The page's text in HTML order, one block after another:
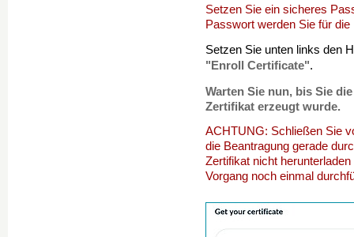
Setzen Sie ein sicheres
Passwort werden Sie für
Setzen Sie unten links den
"Enroll Certificate".
Warten Sie nun, bis Sie
Zertifikat erzeugt wurde.
ACHTUNG: Schließen Sie
die Beantragung gerade
Zertifikat nicht
Vorgang noch einmal